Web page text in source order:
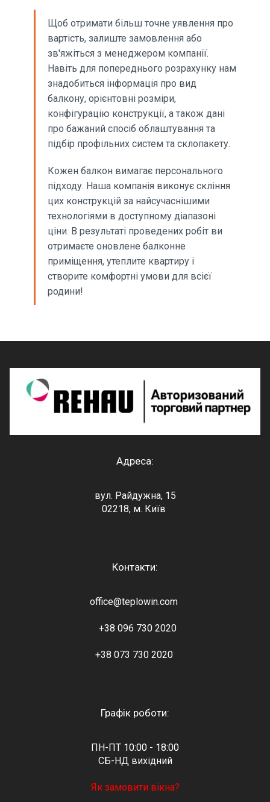
Щоб отримати більш точне уявлення про
вартість, залиште замовлення або
зв'яжіться з менеджером компанії.
Навіть для попереднього розрахунку нам
знадобиться інформація про вид
балкону, орієнтовні розміри,
конфігурацію конструкції, а також дані
про бажаний спосіб облаштування та
підбір профільних систем та склопакету.
Кожен балкон вимагає персонального
підходу. Наша компанія виконує скління
цих конструкцій за найсучаснішими
технологіями в доступному діапазоні
ціни. В результаті проведених робіт ви
отримаєте оновлене балконне
приміщення, утеплите квартиру і
створите комфортні умови для всієї
родини!
Адреса:
вул. Райдужна, 15
02218, м. Київ
Контакти:
office@teplowin.com
+38 096 730 2020
+38 073 730 2020
Графік роботи:
ПН-ПТ 10:00 - 18:00
СБ-НД вихідний
Як замовити вікна?